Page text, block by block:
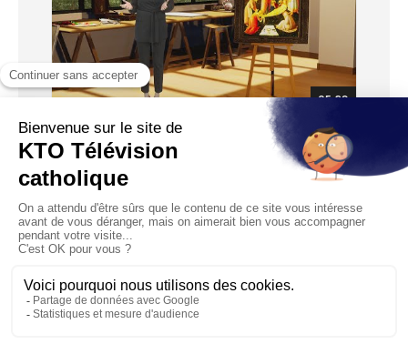
05:29
La Mise au tombeau
Diffusé le 02/03/2024
La Mise au tombeau est parmi les thèmes les plus
y...